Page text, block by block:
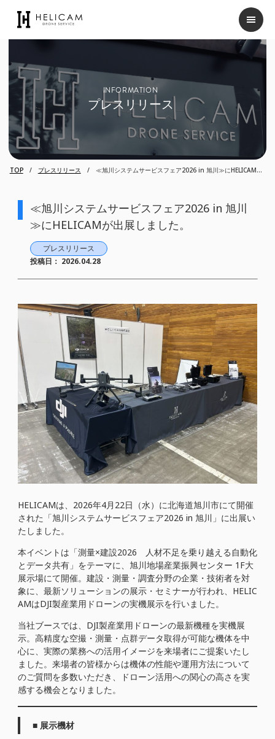
INFORMATION
プレスリリース
TOP プレスリリース
≪旭川システムサービスフェア2026 in 旭川≫にHELICAMが
≪旭川システムサービスフェア2026 in 旭川
≫にHELICAMが出展しました。
プレスリリース
投稿日： 2026.04.28
HELICAMは、2026年4月22日（水）に北海道旭川市にて開催
された「旭川システムサービスフェア2026 in 旭川」に出展い
たしました。
本イベントは「測量×建設2026 人材不足を乗り越える自動化
とデータ共有」をテーマに、旭川地場産業振興センター 1F大
展示場にて開催。建設・測量・調査分野の企業・技術者を対
象に、最新ソリューションの展示・セミナーが行われ、HELIC
AMはDJI製産業用ドローンの実機展示を行いました。
当社ブースでは、DJI製産業用ドローンの最新機種を実機展
示。高精度な空撮・測量・点群データ取得が可能な機体を中
心に、実際の業務への活用イメージを来場者にご提案いたし
ました。来場者の皆様からは機体の性能や運用方法について
のご質問を多数いただき、ドローン活用への関心の高さを実
感する機会となりました。
■ 展示機材